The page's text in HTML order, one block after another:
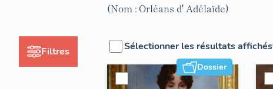
Filtres
(Nom : Orléans d' Adélaïde)
Sélectionner les résultats affichés
Dossier